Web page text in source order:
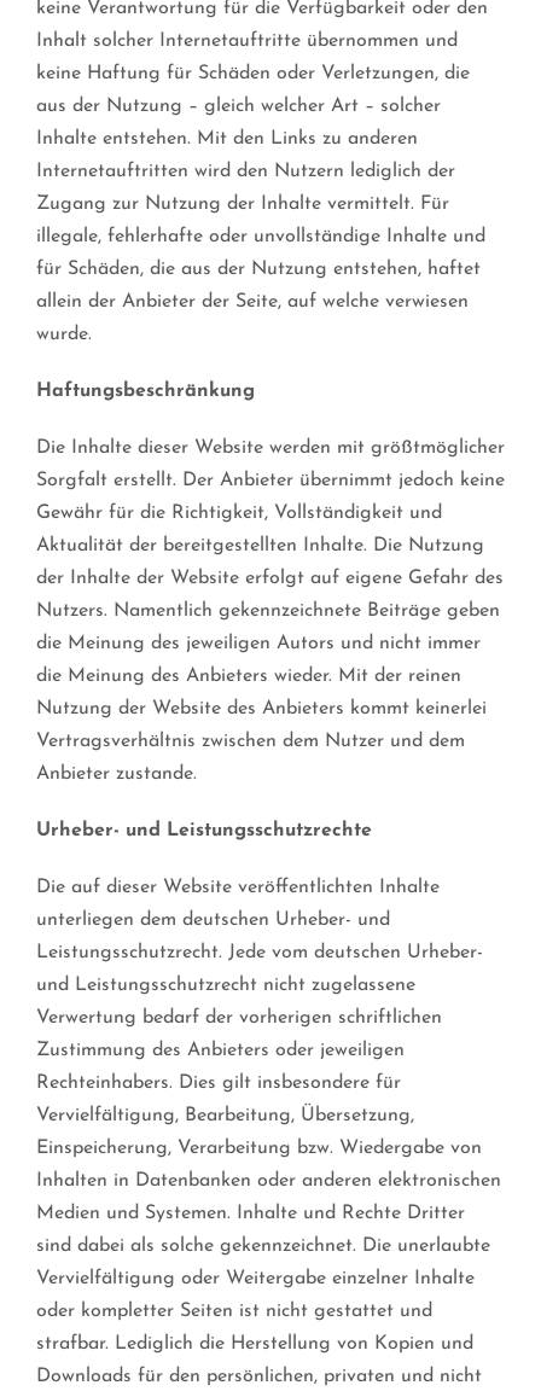
keine Verantwortung für die Verfügbarkeit oder den
Inhalt solcher Internetauftritte übernommen und
keine Haftung für Schäden oder Verletzungen, die
aus der Nutzung – gleich welcher Art – solcher
Inhalte entstehen. Mit den Links zu anderen
Internetauftritten wird den Nutzern lediglich der
Zugang zur Nutzung der Inhalte vermittelt. Für
illegale, fehlerhafte oder unvollständige Inhalte und
für Schäden, die aus der Nutzung entstehen, haftet
allein der Anbieter der Seite, auf welche verwiesen
wurde.
Haftungsbeschränkung
Die Inhalte dieser Website werden mit größtmöglicher
Sorgfalt erstellt. Der Anbieter übernimmt jedoch keine
Gewähr für die Richtigkeit, Vollständigkeit und
Aktualität der bereitgestellten Inhalte. Die Nutzung
der Inhalte der Website erfolgt auf eigene Gefahr des
Nutzers. Namentlich gekennzeichnete Beiträge geben
die Meinung des jeweiligen Autors und nicht immer
die Meinung des Anbieters wieder. Mit der reinen
Nutzung der Website des Anbieters kommt keinerlei
Vertragsverhältnis zwischen dem Nutzer und dem
Anbieter zustande.
Urheber- und Leistungsschutzrechte
Die auf dieser Website veröffentlichten Inhalte
unterliegen dem deutschen Urheber- und
Leistungsschutzrecht. Jede vom deutschen Urheber-
und Leistungsschutzrecht nicht zugelassene
Verwertung bedarf der vorherigen schriftlichen
Zustimmung des Anbieters oder jeweiligen
Rechteinhabers. Dies gilt insbesondere für
Vervielfältigung, Bearbeitung, Übersetzung,
Einspeicherung, Verarbeitung bzw. Wiedergabe von
Inhalten in Datenbanken oder anderen elektronischen
Medien und Systemen. Inhalte und Rechte Dritter
sind dabei als solche gekennzeichnet. Die unerlaubte
Vervielfältigung oder Weitergabe einzelner Inhalte
oder kompletter Seiten ist nicht gestattet und
strafbar. Lediglich die Herstellung von Kopien und
Downloads für den persönlichen, privaten und nicht